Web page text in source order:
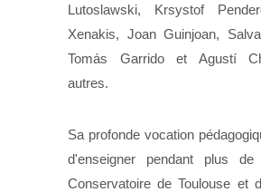
Lutoslawski, Krsystof
Xenakis, Joan Guinjoan,
Tomás Garrido et Agustí
autres.
Sa profonde vocation
d'enseigner pendant plus
Conservatoire de Toulouse et